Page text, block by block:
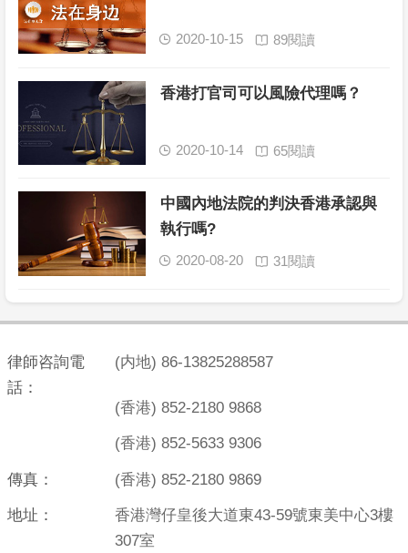
 2020-10-15  89閱讀
香港打官司可以風險代理嗎？
 2020-10-14  65閱讀
中國內地法院的判決香港承認與
執行嗎?
 2020-08-20  31閱讀
律師咨詢電
話：
(内地) 86-13825288587
(香港) 852-2180 9868
(香港) 852-5633 9306
傳真： (香港) 852-2180 9869
地址：
香港灣仔皇後大道東43-59號東美中心3樓
307室